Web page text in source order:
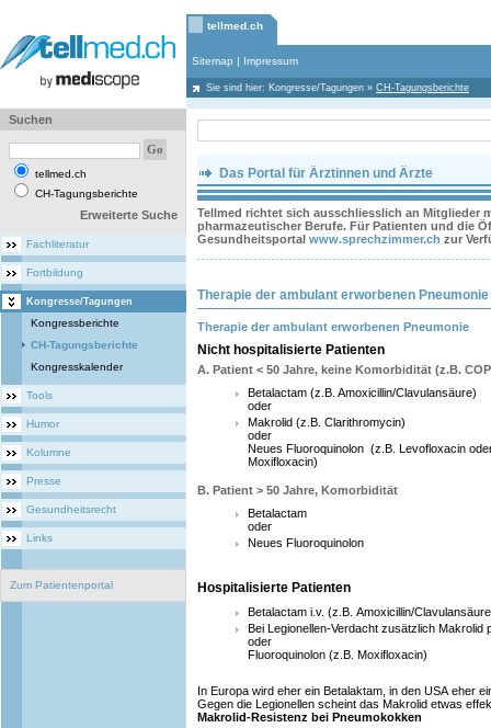
tellmed.ch
Sitemap | Impressum
Sie sind hier: Kongresse/Tagungen » CH-Tagungsberichte
Suchen
tellmed.ch
CH-Tagungsberichte
Erweiterte Suche
Fachliteratur
Fortbildung
Kongresse/Tagungen
Kongressberichte
CH-Tagungsberichte
Kongresskalender
Tools
Humor
Kolumne
Presse
Gesundheitsrecht
Links
Zum Patientenportal
Das Portal für Ärztinnen und Ärzte
Tellmed richtet sich ausschliesslich an Mitglieder
pharmazeutischer Berufe. Für Patienten und die
Gesundheitsportal www.sprechzimmer.ch zur
Therapie der ambulant erworbenen
Therapie der ambulant erworbenen Pneumonie
Nicht hospitalisierte Patienten
A. Patient < 50 Jahre, keine Komorbidität (z.B.
Betalactam (z.B. Amoxicillin/Clavulansäure)
oder
Makrolid (z.B. Clarithromycin)
oder
Neues Fluoroquinolon (z.B. Levofloxacin
Moxifloxacin)
B. Patient > 50 Jahre, Komorbidität
Betalactam
oder
Neues Fluoroquinolon
Hospitalisierte Patienten
Betalactam i.v. (z.B. Amoxicillin/
Bei Legionellen-Verdacht zusätzlich Makrolid
oder
Fluoroquinolon (z.B. Moxifloxacin)
In Europa wird eher ein Betalaktam, in den USA eher
Gegen die Legionellen scheint das Makrolid etwas
Makrolid-Resistenz bei Pneumokokken